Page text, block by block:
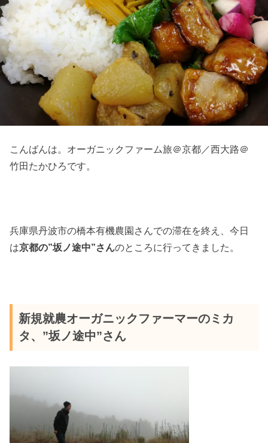
こんばんは。オーガニックファーム旅＠京都／西大路＠
竹田たかひろです。
兵庫県丹波市の橋本有機農園さんでの滞在を終え、今日
は京都の”坂ノ途中”さんのところに行ってきました。
新規就農オーガニックファーマーのミカ
タ、”坂ノ途中”さん